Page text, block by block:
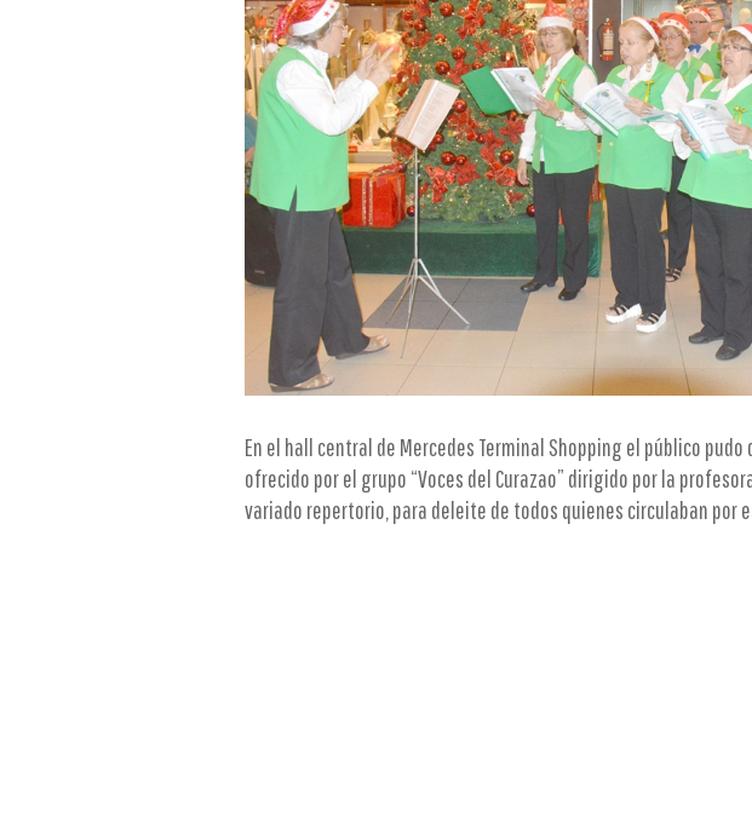
En el hall central de Mercedes Terminal Shopping el público
ofrecido por el grupo “Voces del Curazao” dirigido por la
variado repertorio, para deleite de todos quienes circulaban por